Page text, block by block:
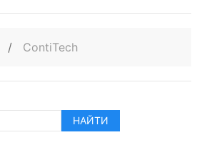
/ ContiTech
НАЙТИ